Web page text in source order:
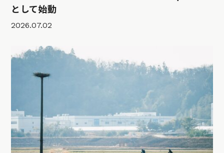
として始動
2026.07.02